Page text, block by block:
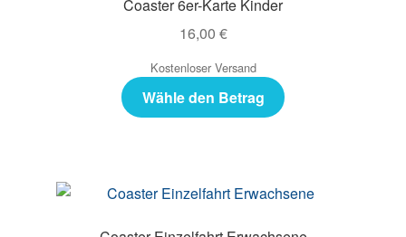
Coaster 6er-Karte Kinder
16,00 €
Kostenloser Versand
Wähle den Betrag